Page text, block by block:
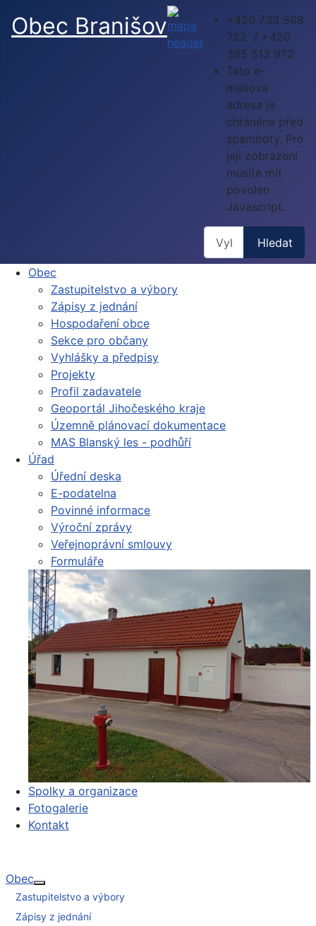
Obec Branišov
+420 733 568
722 / +420
385 513 972
Tato e-
mailová
adresa je
chráněna před
spamboty. Pro
její zobrazení
musíte mít
povolen
Javascript.
Hledat
Obec
Zastupitelstvo a výbory
Zápisy z jednání
Hospodaření obce
Sekce pro občany
Vyhlášky a předpisy
Projekty
Profil zadavatele
Geoportál Jihočeského kraje
Územně plánovací dokumentace
MAS Blanský les - podhůří
Úřad
Úřední deska
E-podatelna
Povinné informace
Výroční zprávy
Veřejnoprávní smlouvy
Formuláře
Spolky a organizace
Fotogalerie
Kontakt
Obec
Více o: Obec
Zastupitelstvo a výbory
Zápisy z jednání